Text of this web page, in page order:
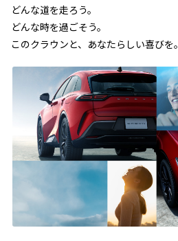
どんな道を走ろう。
どんな時を過ごそう。
このクラウンと、あなたらしい喜びを。